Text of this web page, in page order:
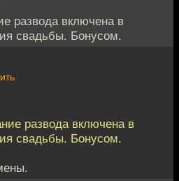
развода включена в
свадьбы. Бонусом.
развода включена в
свадьбы. Бонусом.